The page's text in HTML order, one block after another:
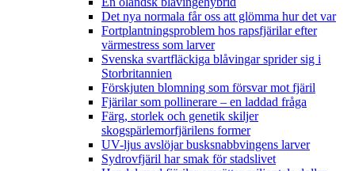
Det nya normala får oss att glömma hur det var
Fortplantningsproblem hos rapsfjärilar efter
värmestress som larver
Svenska svartfläckiga blåvingar sprider sig i
Storbritannien
Förskjuten blomning som försvar mot fjäril
Fjärilar som pollinerare – en laddad fråga
Färg, storlek och genetik skiljer
skogspärlemorfjärilens former
UV-ljus avslöjar busksnabbvingens larver
Sydrovfjäril har smak för stadslivet